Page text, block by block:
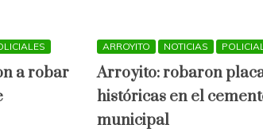
a robar
ARROYITO NOTICIAS
Arroyito: robaron
históricas en el
municipal